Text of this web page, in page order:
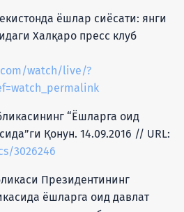
ёшлар сиёсати: янги
Халқаро пресс клуб
watch/live/?
“Ёшларга оид
Қонун. 14.09.2016 // URL:
3026246
Президентининг
ёшларга оид давлат